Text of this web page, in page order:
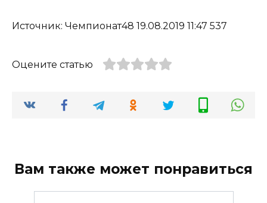
Источник: Чемпионат48 19.08.2019 11:47 537
Оцените статью
Вам также может понравиться